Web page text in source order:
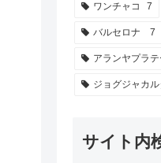
ワンチャコ 7
バルセロナ 7
アランヤプラテ
ジョグジャカル
サイト内